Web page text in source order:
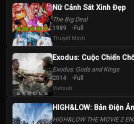
Nữ Cảnh Sát Xinh Đẹp
The Big Deal
1989 Full
Thuyết Minh
Exodus: Cuộc Chiến
Exodus: Gods and Kings
2014 Full
Vietsub
HIGH&LOW: Bản Điện
HiGH&LOW THE MOVIE 2